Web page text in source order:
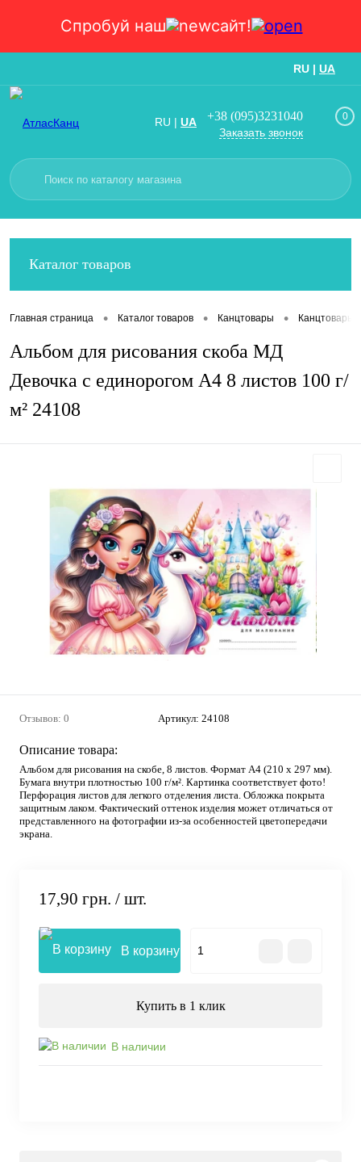
Спробуй наш сайт!
RU | UA
RU | UA +38 (095)3231040
Заказать звонок
0
Каталог товаров
Главная страница • Каталог товаров • Канцтовары • Канцтовары
Альбом для рисования скоба МД
Девочка с единорогом А4 8 листов 100 г/
м² 24108
Отзывов: 0 Артикул: 24108
Описание товара:
Альбом для рисования на скобе, 8 листов. Формат А4 (210 х 297 мм).
Бумага внутри плотностью 100 г/м². Картинка соответствует фото!
Перфорация листов для легкого отделения листа. Обложка покрыта
защитным лаком. Фактический оттенок изделия может отличаться от
представленного на фотографии из-за особенностей цветопередачи
экрана.
17,90 грн. / шт.
В корзину
Купить в 1 клик
В наличии